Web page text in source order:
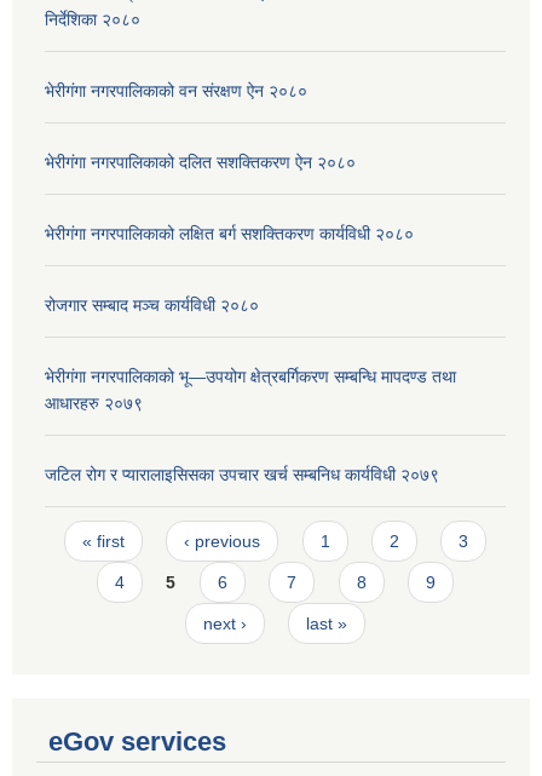
निर्देशिका २०८०
भेरीगंगा नगरपालिकाको वन संरक्षण ऐन २०८०
भेरीगंगा नगरपालिकाको दलित सशक्तिकरण ऐन २०८०
भेरीगंगा नगरपालिकाको लक्षित बर्ग सशक्तिकरण कार्यविधी २०८०
रोजगार सम्बाद मञ्च कार्यविधी २०८०
भेरीगंगा नगरपालिकाको भू—उपयोग क्षेत्रबर्गिकरण सम्बन्धि मापदण्ड तथा
आधारहरु २०७९
जटिल रोग र प्यारालाइसिसका उपचार खर्च सम्बनिध कार्यविधी २०७९
Pages
« first ‹ previous 1 2 3
4 5 6 7 8 9
next › last »
eGov services